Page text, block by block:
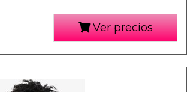
Ver precios